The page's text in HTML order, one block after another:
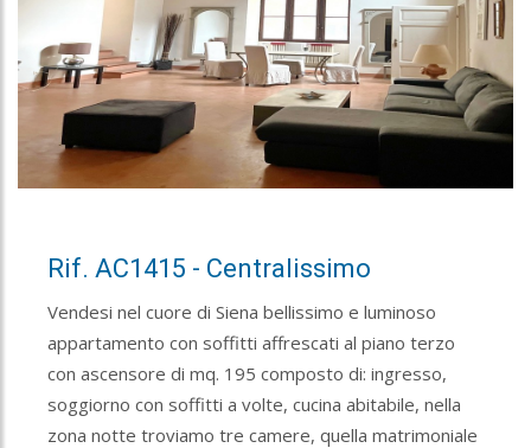
Rif. AC1415 - Centralissimo
Vendesi nel cuore di Siena bellissimo e luminoso
appartamento con soffitti affrescati al piano terzo
con ascensore di mq. 195 composto di: ingresso,
soggiorno con soffitti a volte, cucina abitabile, nella
zona notte troviamo tre camere, quella matrimoniale